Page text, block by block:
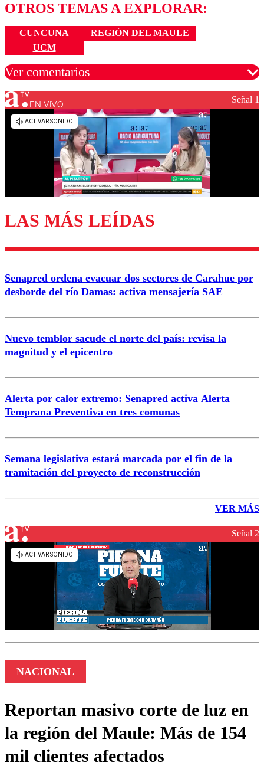
OTROS TEMAS A EXPLORAR:
CUNCUNA
REGIÓN DEL MAULE
UCM
Ver comentarios
Los comentarios son moderados para garantizar un
diálogo respetuoso.
Enviar comentario
EN VIVO Señal 1
LAS MÁS LEÍDAS
Senapred ordena evacuar dos sectores de Carahue por
desborde del río Damas: activa mensajería SAE
Nuevo temblor sacude el norte del país: revisa la
magnitud y el epicentro
Alerta por calor extremo: Senapred activa Alerta
Temprana Preventiva en tres comunas
Semana legislativa estará marcada por el fin de la
tramitación del proyecto de reconstrucción
VER MÁS
Señal 2
NACIONAL
Reportan masivo corte de luz en
la región del Maule: Más de 154
mil clientes afectados